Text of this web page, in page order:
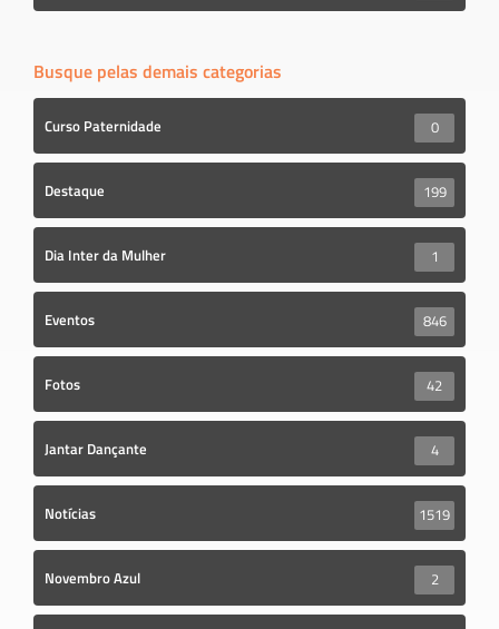
Busque pelas demais categorias
Curso Paternidade 0
Destaque 199
Dia Inter da Mulher 1
Eventos 846
Fotos 42
Jantar Dançante 4
Notícias 1519
Novembro Azul 2